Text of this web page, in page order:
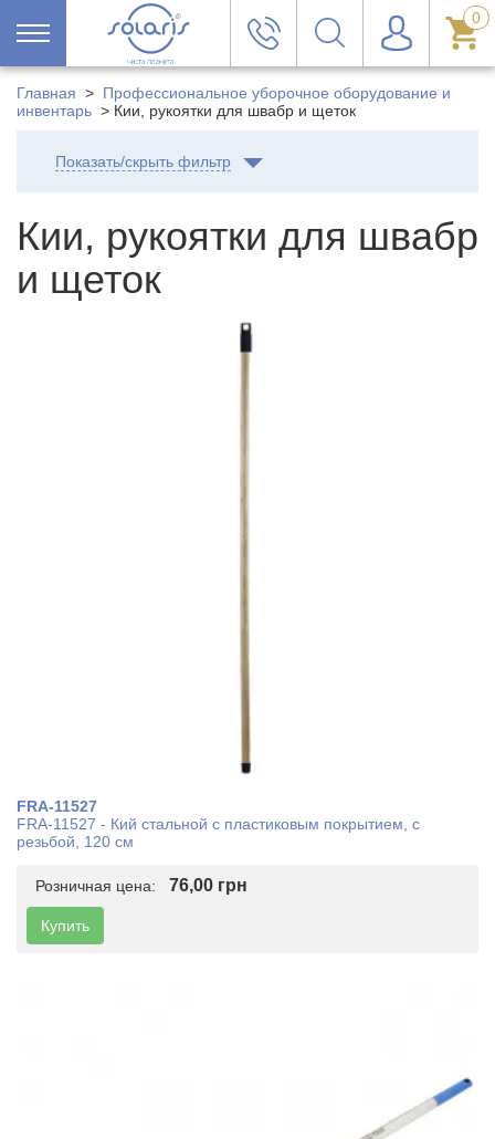
0
Главная > Профессиональное уборочное оборудование и
инвентарь > Кии, рукоятки для швабр и щеток
Показать/скрыть фильтр
Кии, рукоятки для швабр
и щеток
FRA-11527
FRA-11527 - Кий стальной с пластиковым покрытием, с
резьбой, 120 см
Розничная цена: 76,00 грн
Купить